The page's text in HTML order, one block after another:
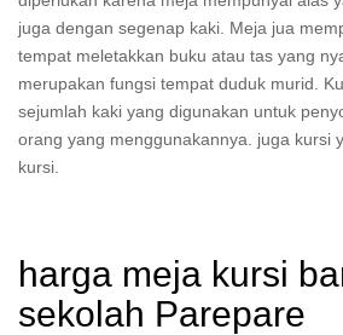
juga dengan segenap kaki. Meja jua
tempat meletakkan buku atau tas yang
merupakan fungsi tempat duduk murid.
sejumlah kaki yang digunakan untuk
orang yang menggunakannya. juga kursi
kursi.
harga meja kursi
sekolah Parepare